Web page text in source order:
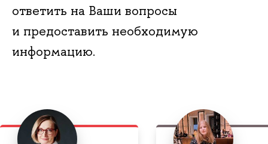
ответить на Ваши вопросы
и предоставить необходимую
информацию.